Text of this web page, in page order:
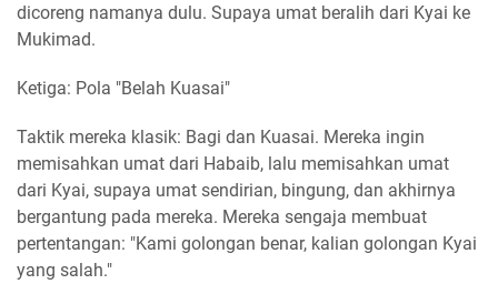
dicoreng namanya dulu. Supaya umat beralih dari Kyai ke
Mukimad.
Ketiga: Pola "Belah Kuasai"
Taktik mereka klasik: Bagi dan Kuasai. Mereka ingin
memisahkan umat dari Habaib, lalu memisahkan umat
dari Kyai, supaya umat sendirian, bingung, dan akhirnya
bergantung pada mereka. Mereka sengaja membuat
pertentangan: "Kami golongan benar, kalian golongan Kyai
yang salah."